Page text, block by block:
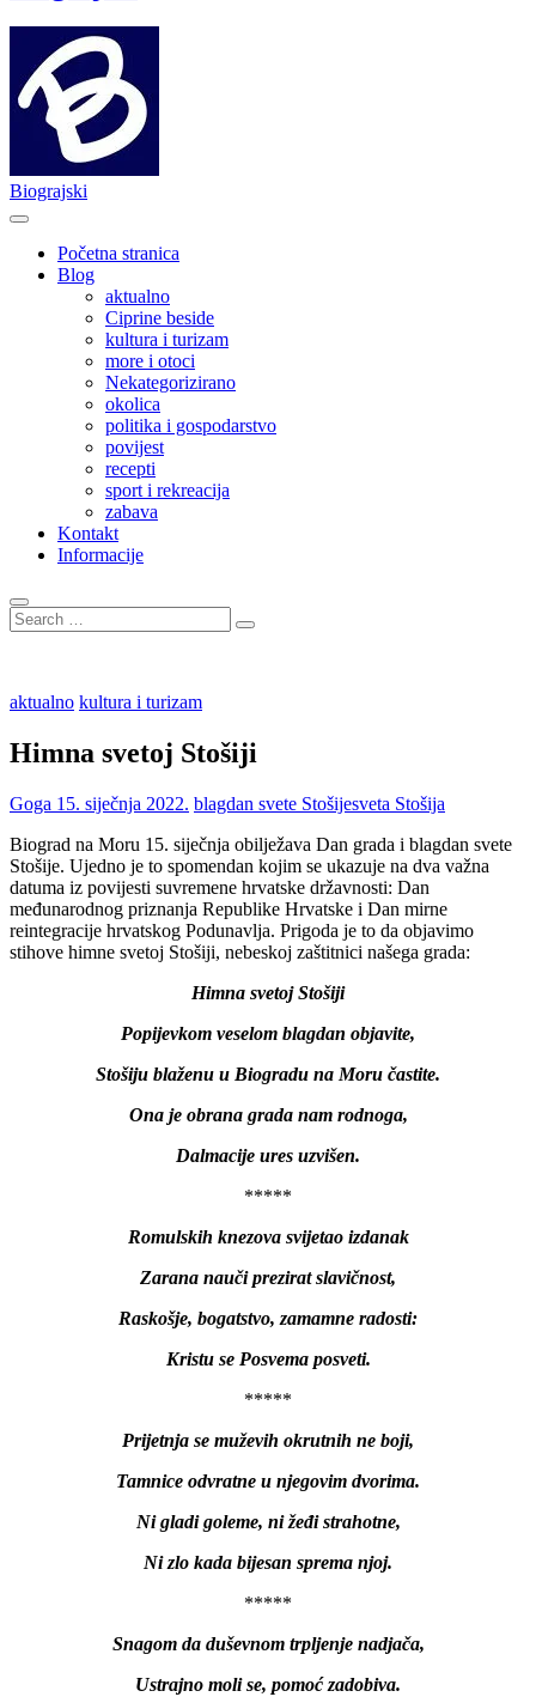
Biograjski
Početna stranica
Blog
aktualno
Ciprine beside
kultura i turizam
more i otoci
Nekategorizirano
okolica
politika i gospodarstvo
povijest
recepti
sport i rekreacija
zabava
Kontakt
Informacije
Search
…
aktualno kultura i turizam
Himna svetoj Stošiji
Goga 15. siječnja 2022. blagdan svete Stošijesveta Stošija
Biograd na Moru 15. siječnja obilježava Dan grada i blagdan svete
Stošije. Ujedno je to spomendan kojim se ukazuje na dva važna
datuma iz povijesti suvremene hrvatske državnosti: Dan
međunarodnog priznanja Republike Hrvatske i Dan mirne
reintegracije hrvatskog Podunavlja. Prigoda je to da objavimo
stihove himne svetoj Stošiji, nebeskoj zaštitnici našega grada:
Himna svetoj Stošiji
Popijevkom veselom blagdan objavite,
Stošiju blaženu u Biogradu na Moru častite.
Ona je obrana grada nam rodnoga,
Dalmacije ures uzvišen.
*****
Romulskih knezova svijetao izdanak
Zarana nauči prezirat slavičnost,
Raskošje, bogatstvo, zamamne radosti:
Kristu se Posvema posveti.
*****
Prijetnja se muževih okrutnih ne boji,
Tamnice odvratne u njegovim dvorima.
Ni gladi goleme, ni žeđi strahotne,
Ni zlo kada bijesan sprema njoj.
*****
Snagom da duševnom trpljenje nadjača,
Ustrajno moli se, pomoć zadobiva.